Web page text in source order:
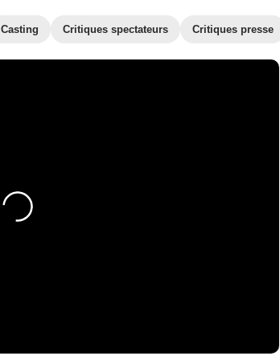
Casting Critiques spectateurs Critiques presse